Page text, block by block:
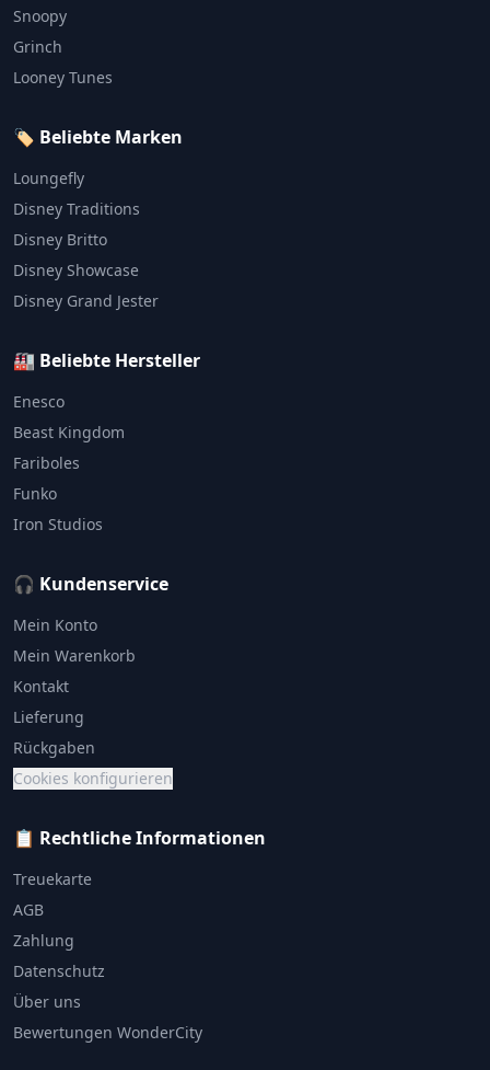
Snoopy
Grinch
Looney Tunes
🏷️ Beliebte Marken
Loungefly
Disney Traditions
Disney Britto
Disney Showcase
Disney Grand Jester
🏭 Beliebte Hersteller
Enesco
Beast Kingdom
Fariboles
Funko
Iron Studios
🎧 Kundenservice
Mein Konto
Mein Warenkorb
Kontakt
Lieferung
Rückgaben
Cookies konfigurieren
📋 Rechtliche Informationen
Treuekarte
AGB
Zahlung
Datenschutz
Über uns
Bewertungen WonderCity